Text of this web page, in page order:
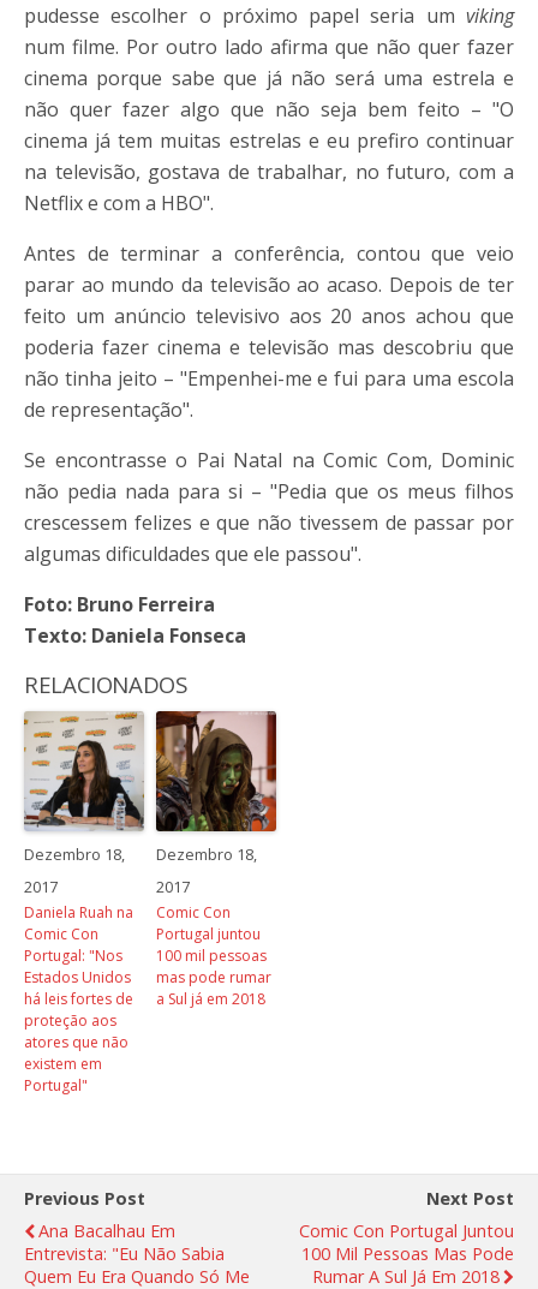
pudesse escolher o próximo papel seria um viking
num filme. Por outro lado afirma que não quer fazer
cinema porque sabe que já não será uma estrela e
não quer fazer algo que não seja bem feito – "O
cinema já tem muitas estrelas e eu prefiro continuar
na televisão, gostava de trabalhar, no futuro, com a
Netflix e com a HBO".
Antes de terminar a conferência, contou que veio
parar ao mundo da televisão ao acaso. Depois de ter
feito um anúncio televisivo aos 20 anos achou que
poderia fazer cinema e televisão mas descobriu que
não tinha jeito – "Empenhei-me e fui para uma escola
de representação".
Se encontrasse o Pai Natal na Comic Com, Dominic
não pedia nada para si – "Pedia que os meus filhos
crescessem felizes e que não tivessem de passar por
algumas dificuldades que ele passou".
Foto: Bruno Ferreira
Texto: Daniela Fonseca
RELACIONADOS
Dezembro 18,
2017
Daniela Ruah na
Comic Con
Portugal: "Nos
Estados Unidos
há leis fortes de
proteção aos
atores que não
existem em
Portugal"
Dezembro 18,
2017
Comic Con
Portugal juntou
100 mil pessoas
mas pode rumar
a Sul já em 2018
Previous Post
Ana Bacalhau Em
Entrevista: "Eu Não Sabia
Quem Eu Era Quando Só Me
Next Post
Comic Con Portugal Juntou
100 Mil Pessoas Mas Pode
Rumar A Sul Já Em 2018